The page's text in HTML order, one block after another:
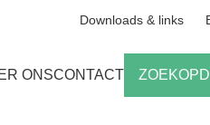
Downloads & links
ONSCONTACT